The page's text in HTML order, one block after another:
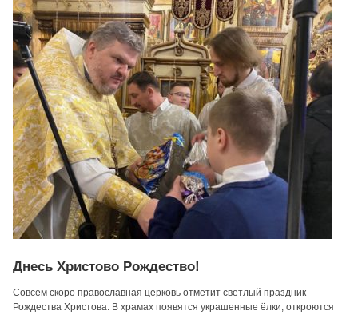
Днесь Христово Рождество!
Совсем скоро православная церковь отметит светлый праздник
Рождества Христова. В храмах появятся украшенные ёлки, откроются